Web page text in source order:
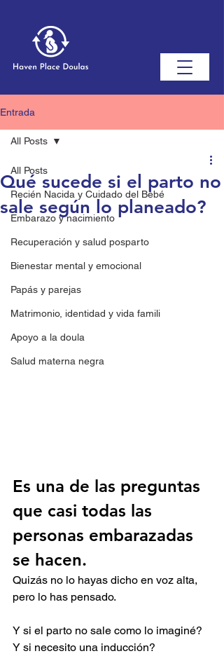
Entrada
All Posts
Recién Nacida y Cuidado del Bebé
Embarazo y nacimiento
Recuperación y salud posparto
Bienestar mental y emocional
Papás ​​y parejas
Matrimonio, identidad y vida famili
Apoyo a la doula
Salud materna negra
All Posts
Qué sucede si el parto no
sale según lo planeado?
Es una de las preguntas
que casi todas las
personas embarazadas
se hacen.
Quizás no lo hayas dicho en voz alta,
pero lo has pensado.
Y si el parto no sale como lo imaginé?
Y si necesito una inducción?